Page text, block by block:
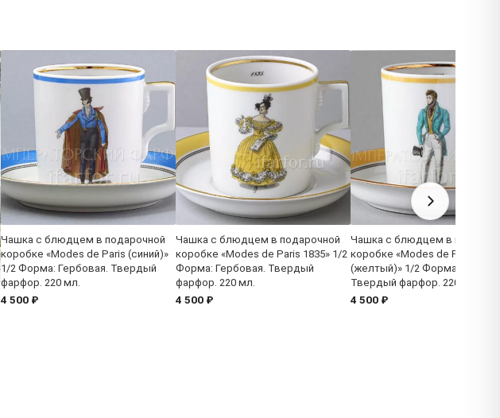
Чашка с блюдцем в подарочной
коробке «Modes de Paris (синий)»
1/2 Форма: Гербовая. Твердый
фарфор. 220 мл.
4 500 ₽
Чашка с блюдцем в подарочной
коробке «Modes de Paris 1835» 1/2
Форма: Гербовая. Твердый
фарфор. 220 мл.
4 500 ₽
Чашка с блюдцем в
коробке «Modes de Paris
(желтый)» 1/2 Форма:
Твердый фарфор. 220 мл.
4 500 ₽